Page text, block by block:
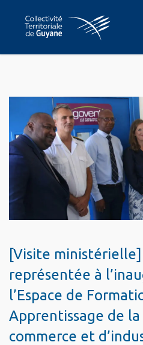
[Visite ministérielle]
représentée à
l’Espace de
Apprentissage de la
commerce et